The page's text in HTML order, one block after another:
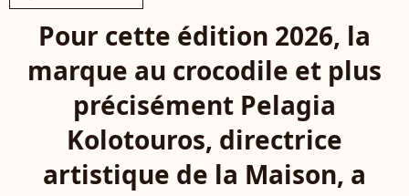
Pour cette édition 2026, la
marque au crocodile et plus
précisément Pelagia
Kolotouros, directrice
artistique de la Maison, a